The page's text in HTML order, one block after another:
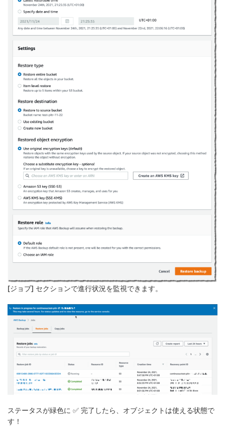
[ジョブ] セクションで進行状況を監視できます。
ステータスが緑色に ✅ 完了したら
、オブジェクトは使える状態で
す！